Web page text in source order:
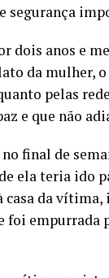
dois anos e
da mulher,
pelas
e que não
final de
ela teria ido
da
foi empurrada